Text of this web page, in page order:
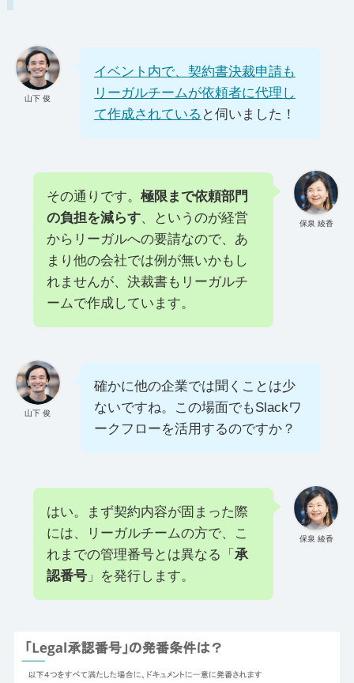
山下 俊
イベント内で、契約書決裁申請も
リーガルチームが依頼者に代理し
て作成されている と伺いました！
保泉 綾香
その通りです。 極限まで依頼部門
の負担を減らす、というのが経営
からリーガルへの要請なので、あ
まり他の会社では例が無いかもし
れませんが、決裁書もリーガルチ
ームで作成しています。
山下 俊
確かに他の企業では聞くことは少
ないですね。この場面でもSlackワ
ークフローを活用するのですか？
保泉 綾香
はい。まず契約内容が固まった際
には、リーガルチームの方で、こ
れまでの管理番号とは異なる「 承
認番号」を発行します。